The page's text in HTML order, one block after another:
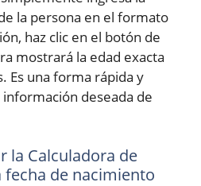
la persona en el formato
haz clic en el botón de
mostrará la edad exacta
Es una forma rápida y
deseada de
la Calculadora de
fecha de nacimiento